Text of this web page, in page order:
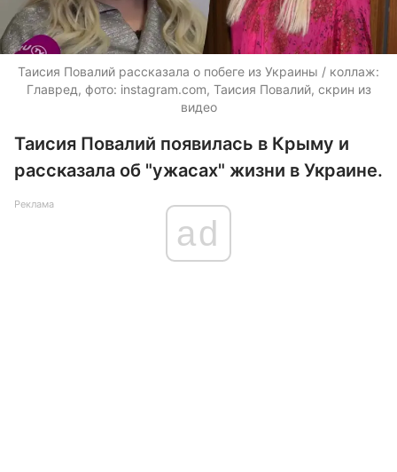
Таисия Повалий рассказала о побеге из Украины / коллаж:
Главред, фото: instagram.com, Таисия Повалий, скрин из
видео
Таисия Повалий появилась в Крыму и
рассказала об "ужасах" жизни в Украине.
Реклама
ad